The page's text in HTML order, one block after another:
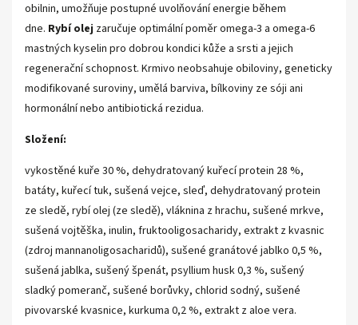
obilnin, umožňuje postupné uvolňování energie během
dne. Rybí olej zaručuje optimální poměr omega-3 a omega-6
mastných kyselin pro dobrou kondici kůže a srsti a jejich
regenerační schopnost. Krmivo neobsahuje obiloviny, geneticky
modifikované suroviny, umělá barviva, bílkoviny ze sóji ani
hormonální nebo antibiotická rezidua.
Složení:
vykostěné kuře 30 %, dehydratovaný kuřecí protein 28 %,
batáty, kuřecí tuk, sušená vejce, sleď, dehydratovaný protein
ze sledě, rybí olej (ze sledě), vláknina z hrachu, sušené mrkve,
sušená vojtěška, inulin, fruktooligosacharidy, extrakt z kvasnic
(zdroj mannanoligosacharidů), sušené granátové jablko 0,5 %,
sušená jablka, sušený špenát, psyllium husk 0,3 %, sušený
sladký pomeranč, sušené borůvky, chlorid sodný, sušené
pivovarské kvasnice, kurkuma 0,2 %, extrakt z aloe vera.